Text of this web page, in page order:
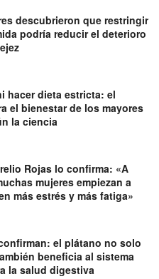
descubrieron que restringir
podría reducir el deterioro
hacer dieta estricta: el
el bienestar de los mayores
la ciencia
Rojas lo confirma: «A
mujeres empiezan a
más estrés y más fatiga»
el plátano no solo
beneficia al sistema
la salud digestiva